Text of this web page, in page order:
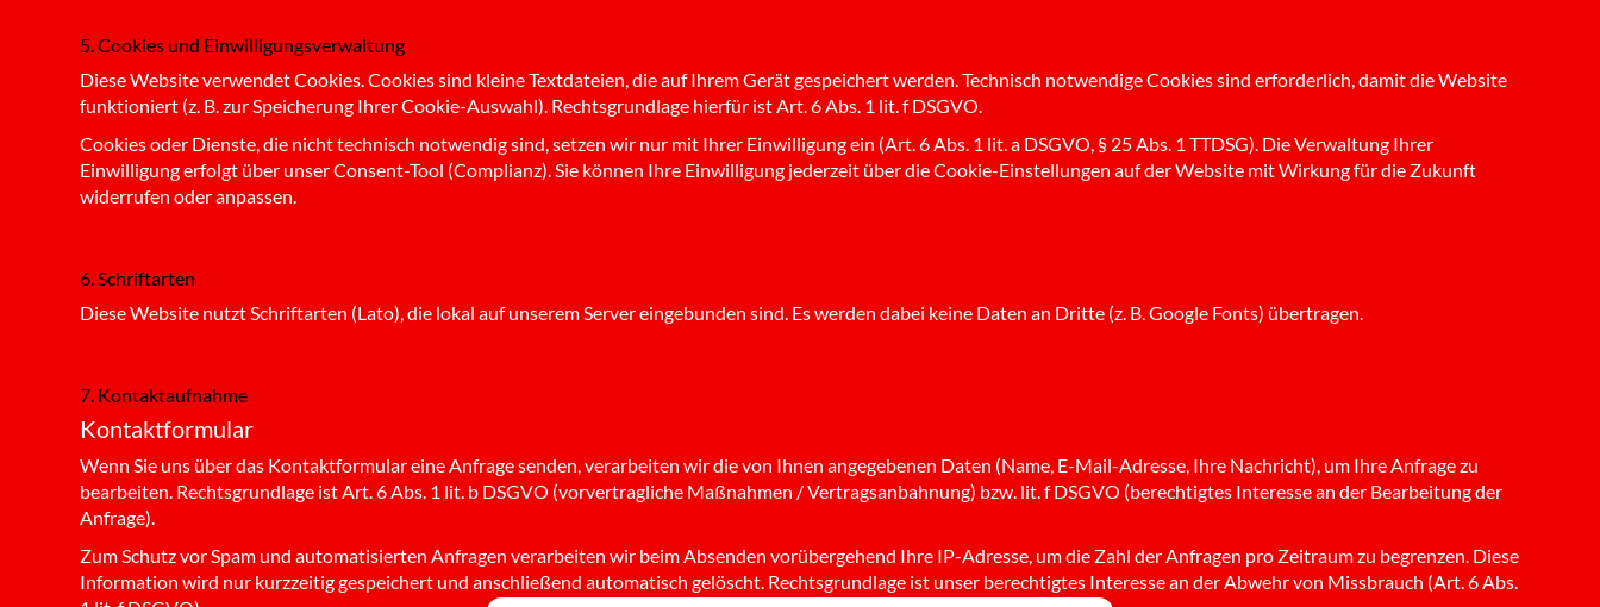
5. Cookies und Einwilligungsverwaltung
Diese Website verwendet Cookies. Cookies sind kleine Textdateien, die auf Ihrem Gerät gespeichert werden. Technisch notwendige Cookies sind erforderlich, damit die Website
funktioniert (z. B. zur Speicherung Ihrer Cookie-Auswahl). Rechtsgrundlage hierfür ist Art. 6 Abs. 1 lit. f DSGVO.
Cookies oder Dienste, die nicht technisch notwendig sind, setzen wir nur mit Ihrer Einwilligung ein (Art. 6 Abs. 1 lit. a DSGVO, § 25 Abs. 1 TTDSG). Die Verwaltung Ihrer
Einwilligung erfolgt über unser Consent-Tool (Complianz). Sie können Ihre Einwilligung jederzeit über die Cookie-Einstellungen auf der Website mit Wirkung für die Zukunft
widerrufen oder anpassen.
6. Schriftarten
Diese Website nutzt Schriftarten (Lato), die lokal auf unserem Server eingebunden sind. Es werden dabei keine Daten an Dritte (z. B. Google Fonts) übertragen.
7. Kontaktaufnahme
Kontaktformular
Wenn Sie uns über das Kontaktformular eine Anfrage senden, verarbeiten wir die von Ihnen angegebenen Daten (Name, E-Mail-Adresse, Ihre Nachricht), um Ihre Anfrage zu
bearbeiten. Rechtsgrundlage ist Art. 6 Abs. 1 lit. b DSGVO (vorvertragliche Maßnahmen / Vertragsanbahnung) bzw. lit. f DSGVO (berechtigtes Interesse an der Bearbeitung der
Anfrage).
Zum Schutz vor Spam und automatisierten Anfragen verarbeiten wir beim Absenden vorübergehend Ihre IP-Adresse, um die Zahl der Anfragen pro Zeitraum zu begrenzen. Diese
Information wird nur kurzzeitig gespeichert und anschließend automatisch gelöscht. Rechtsgrundlage ist unser berechtigtes Interesse an der Abwehr von Missbrauch (Art. 6 Abs.